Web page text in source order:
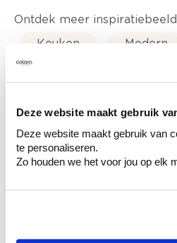
Deze website maakt gebruik
Deze website maakt gebruik van
te personaliseren.
Zo houden we het voor jou op elk
Ontdek meer
Keuken
Modern
Kleuradvies
Krijg kleuradvies op